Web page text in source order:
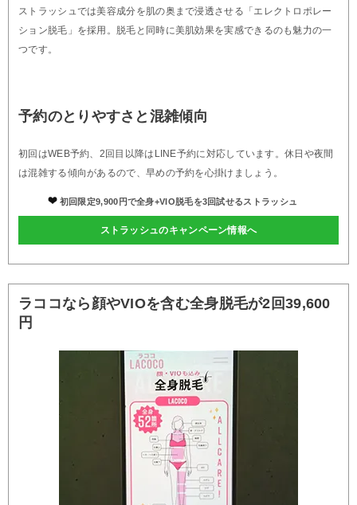
ストラッシュでは美容成分を肌の奥まで浸透させる「エレクトロポレー
ション脱毛」を採用。脱毛と同時に美肌効果を実感できるのも魅力の一
つです。
予約のとりやすさと混雑傾向
初回はWEB予約、2回目以降はLINE予約に対応しています。休日や夜間
は混雑する傾向があるので、早めの予約を心掛けましょう。
初回限定9,900円で全身+VIO脱毛を3回試せるストラッシュ
ストラッシュのキャンペーン情報へ
ラココなら顔やVIOを含む全身脱毛が2回39,600
円